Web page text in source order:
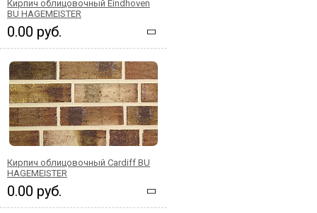
Кирпич облицовочный Eindhoven
BU HAGEMEISTER
0.00 руб.
Кирпич облицовочный Cardiff BU
HAGEMEISTER
0.00 руб.